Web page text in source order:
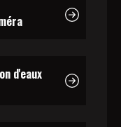
d'eaux